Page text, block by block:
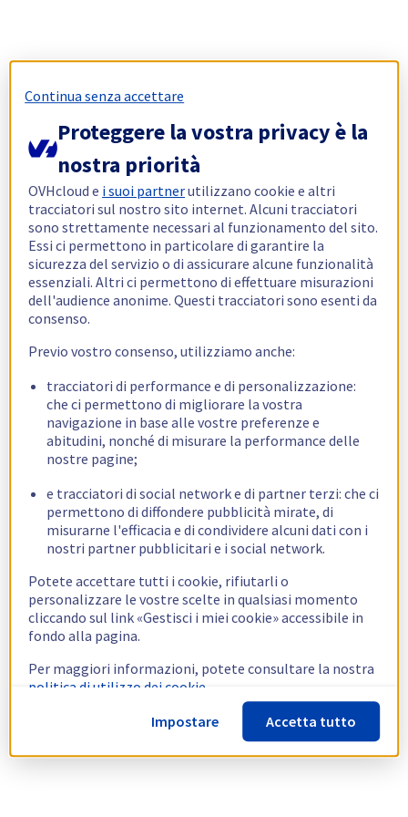
Continua senza accettare
Proteggere la vostra privacy è la
nostra priorità
OVHcloud e i suoi partnerutilizzano cookie e altri
tracciatori sul nostro sito internet. Alcuni tracciatori
sono strettamente necessari al funzionamento del sito.
Essi ci permettono in particolare di garantire la
sicurezza del servizio o di assicurare alcune funzionalità
essenziali. Altri ci permettono di effettuare misurazioni
dell'audience anonime. Questi tracciatori sono esenti da
consenso.
Previo vostro consenso, utilizziamo anche:
tracciatori di performance e di personalizzazione:
che ci permettono di migliorare la vostra
navigazione in base alle vostre preferenze e
abitudini, nonché di misurare la performance delle
nostre pagine;
e tracciatori di social network e di partner terzi: che ci
permettono di diffondere pubblicità mirate, di
misurarne l'efficacia e di condividere alcuni dati con i
nostri partner pubblicitari e i social network.
Potete accettare tutti i cookie, rifiutarli o
personalizzare le vostre scelte in qualsiasi momento
cliccando sul link «Gestisci i miei cookie» accessibile in
fondo alla pagina.
Per maggiori informazioni, potete consultare la nostra
politica di utilizzo dei cookie.
Impostare
Accetta tutto